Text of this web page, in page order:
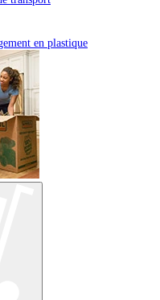
en plastique